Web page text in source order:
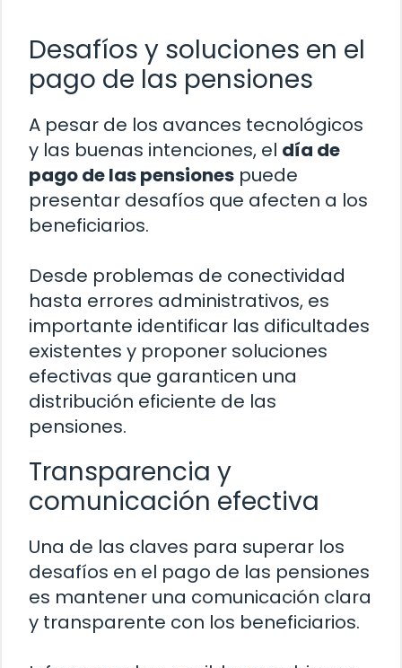
Desafíos y soluciones en el
pago de las pensiones
A pesar de los avances tecnológicos
y las buenas intenciones, el día de
pago de las pensiones puede
presentar desafíos que afecten a los
beneficiarios.
Desde problemas de conectividad
hasta errores administrativos, es
importante identificar las dificultades
existentes y proponer soluciones
efectivas que garanticen una
distribución eficiente de las
pensiones.
Transparencia y
comunicación efectiva
Una de las claves para superar los
desafíos en el pago de las pensiones
es mantener una comunicación clara
y transparente con los beneficiarios.